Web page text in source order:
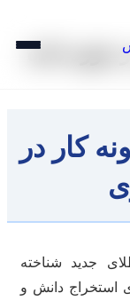
حوزه داده
کار در
جدید شناخته
استخراج دانش و